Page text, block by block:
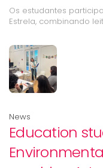
Os estudantes
Estrela, combinando
News
Education